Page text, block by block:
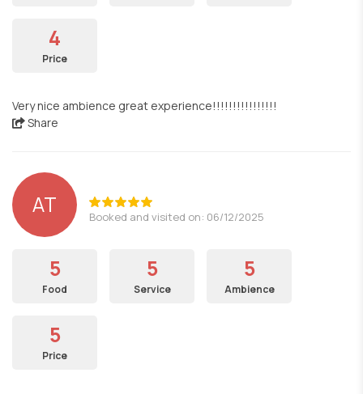
4
Price
Very nice ambience great experience!!!!!!!!!!!!!!!!
Share
ΑΤ Booked and visited on: 06/12/2025
5
Food
5
Service
5
Ambience
5
Price